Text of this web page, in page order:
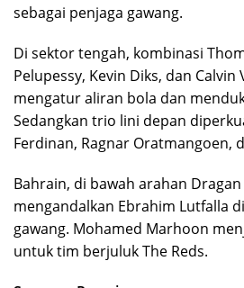
sebagai penjaga gawang.
Di sektor tengah, kombinasi
Pelupessy, Kevin Diks, dan
mengatur aliran bola dan
Sedangkan trio lini depan
Ferdinan, Ragnar Oratmangoen,
Bahrain, di bawah arahan
mengandalkan Ebrahim Lutfalla
gawang. Mohamed Marhoon
untuk tim berjuluk The Reds.